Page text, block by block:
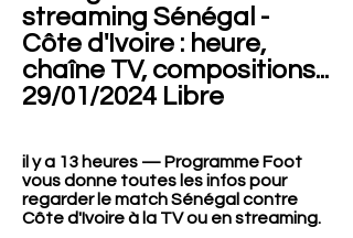
streaming Sénégal -
Côte d'Ivoire : heure,
chaîne TV, compositions...
29/01/2024 Libre
il y a 13 heures — Programme Foot
vous donne toutes les infos pour
regarder le match Sénégal contre
Côte d'Ivoire à la TV ou en streaming.